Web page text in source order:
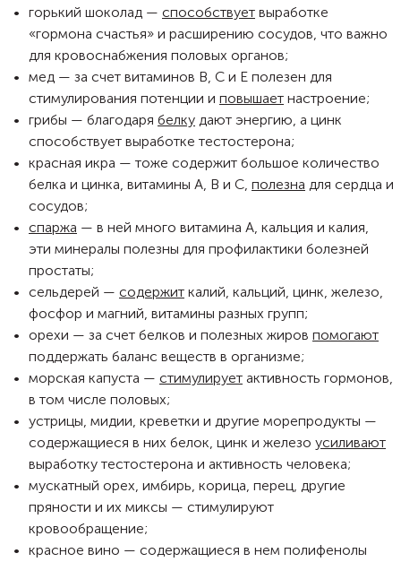
горький шоколад — способствует выработке
«гормона счастья» и расширению сосудов, что важно
для кровоснабжения половых органов;
мед — за счет витаминов В, С и Е полезен для
стимулирования потенции и повышает настроение;
грибы — благодаря белку дают энергию, а цинк
способствует выработке тестостерона;
красная икра — тоже содержит большое количество
белка и цинка, витамины А, В и С, полезна для сердца и
сосудов;
спаржа — в ней много витамина А, кальция и калия,
эти минералы полезны для профилактики болезней
простаты;
сельдерей — содержит калий, кальций, цинк, железо,
фосфор и магний, витамины разных групп;
орехи — за счет белков и полезных жиров помогают
поддержать баланс веществ в организме;
морская капуста — стимулирует активность гормонов,
в том числе половых;
устрицы, мидии, креветки и другие морепродукты —
содержащиеся в них белок, цинк и железо усиливают
выработку тестостерона и активность человека;
мускатный орех, имбирь, корица, перец, другие
пряности и их миксы — стимулируют
кровообращение;
красное вино — содержащиеся в нем полифенолы